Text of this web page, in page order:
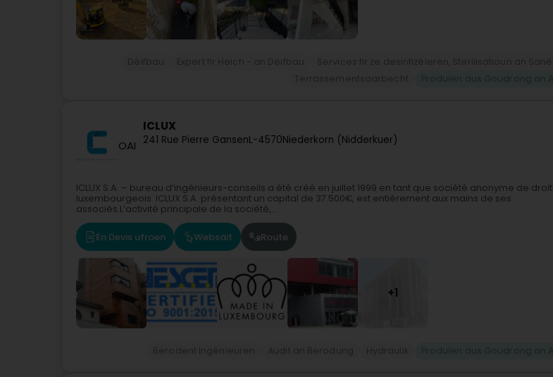
OAI
ICLUX
241 Rue Pierre GansenL-4570Niederkorn (Nidderkuer)
ICLUX S.A. – bureau d’ingénieurs-conseils a été créé en juillet 1999 en tant que société anonyme de droit
luxembourgeois. ICLUX S.A. présentant un capital de 37.500€, est entièrement aux mains de ses
associés.L’activité principale de la société,...
En Devis ufroen Websäit Route
+1